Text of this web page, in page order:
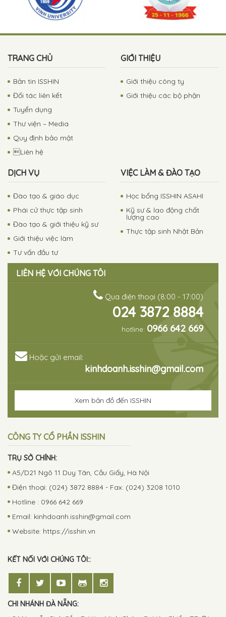
ISSHIN’s Teambuilding 2018: Sức trẻ ISSHIN – Mùa hè sôi động!
TRANG CHỦ
Bản tin ISSHIN
Đối tác liên kết
Tuyển dụng
Thư viện – Media
Quy định bảo mật
Liên hệ
GIỚI THIỆU
Giới thiệu công ty
Giới thiệu các bộ phận
DỊCH VỤ
Đào tạo & giáo dục
Phái cử thực tập sinh
Đào tạo & giới thiệu kỹ sư
Giới thiệu việc làm
Tư vấn đầu tư
VIỆC LÀM & ĐÀO TẠO
Học bổng ISSHIN ASAHI
Kỹ sư & lao động chất
lượng cao
Thực tập sinh Nhật Bản
LIÊN HỆ VỚI CHÚNG TÔI
Qua điện thoại (8:00 - 17:00)
024 3872 8884
hotline: 0966 642 669
Hoặc gửi email:
kinhdoanh.isshin@gmail.com
Xem bản đồ đến ISSHIN
CÔNG TY CỔ PHẦN ISSHIN
TRỤ SỞ CHÍNH:
A5/D21 Ngõ 11 Duy Tân, Cầu Giấy, Hà Nội
Điện thoại: (024) 3872 8884 - Fax: (024) 3208 1010
Hotline : 0966 642 669
Email: kinhdoanh.isshin@gmail.com
Website: https://isshin.vn
KẾT NỐI VỚI CHÚNG TÔI::
CHI NHÁNH ĐÀ NẴNG: